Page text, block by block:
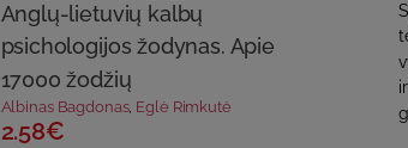
Anglų-lietuvių kalbų
psichologijos žodynas. Apie
17000 žodžių
Albinas Bagdonas, Eglė Rimkutė
2.58€